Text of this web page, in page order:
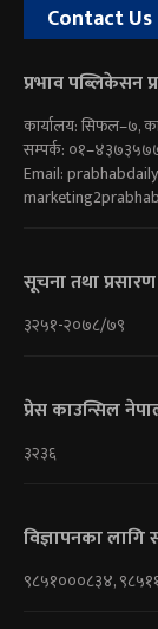
Contact Us
प्रभाव पब्लिकेसन
कार्यालय: सिफल–७,
सम्पर्क:
Email:
सूचना तथा प्रसारण
३२५१-२०७८/७९
प्रेस काउन्सिल
३२३६
विज्ञापनका लागि
९८५१०००८३४,